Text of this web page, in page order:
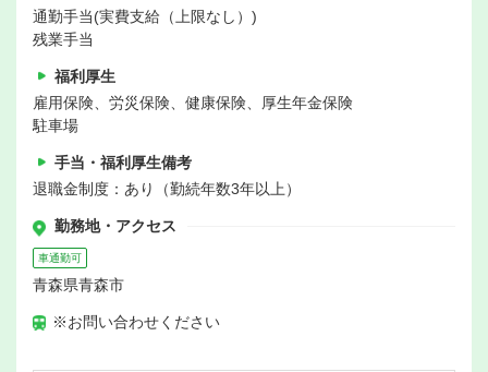
通勤手当(実費支給（上限なし）)
残業手当
福利厚生
雇用保険、労災保険、健康保険、厚生年金保険
駐車場
手当・福利厚生備考
退職金制度：あり（勤続年数3年以上）
勤務地・アクセス
車通勤可
青森県青森市
※お問い合わせください